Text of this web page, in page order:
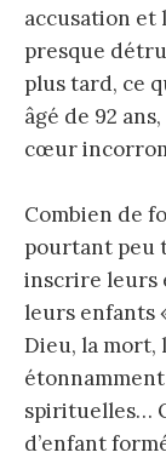
accusation
presque
plus tard, ce
âgé de 92
cœur
Combien de
pourtant peu
inscrire leurs
leurs enfants
Dieu, la mort,
spirituelles…
d’enfant